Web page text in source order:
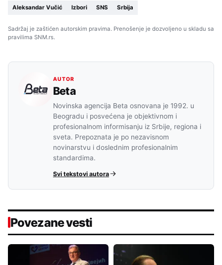
Aleksandar Vučić Izbori SNS Srbija
Sadržaj je zaštićen autorskim pravima. Prenošenje je dozvoljeno u skladu sa
pravilima SNM.rs.
AUTOR
Beta
Novinska agencija Beta osnovana je 1992. u
Beogradu i posvećena je objektivnom i
profesionalnom informisanju iz Srbije, regiona i
sveta. Prepoznata je po nezavisnom
novinarstvu i doslednim profesionalnim
standardima.
Svi tekstovi autora
Povezane vesti